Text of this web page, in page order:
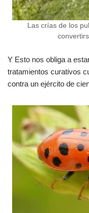
Las crías de los
Y Esto nos obliga a
tratamientos curativos
contra un ejército de